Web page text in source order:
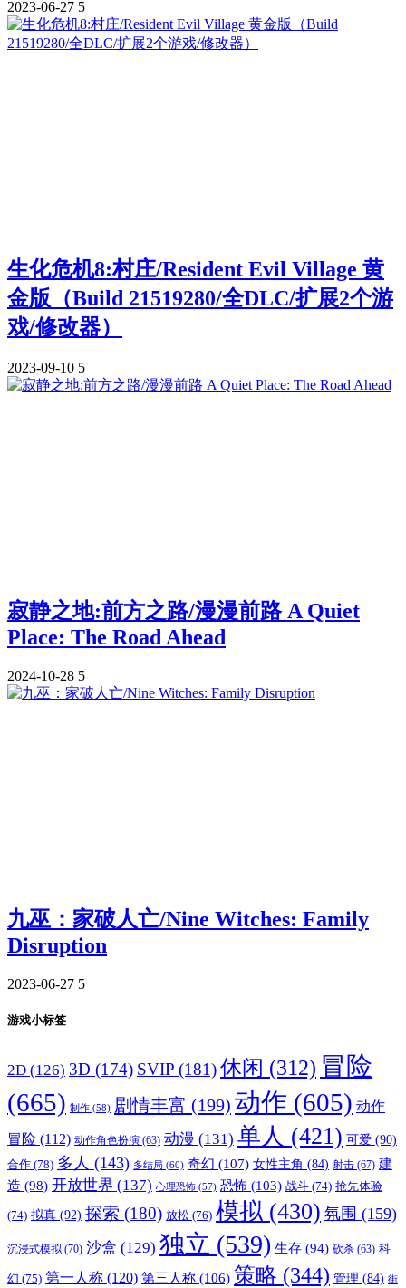
2023-06-27 5
生化危机8:村庄/Resident Evil Village 黄
金版（Build 21519280/全DLC/扩展2个游
戏/修改器）
2023-09-10 5
寂静之地:前方之路/漫漫前路 A Quiet
Place: The Road Ahead
2024-10-28 5
九巫：家破人亡/Nine Witches: Family
Disruption
2023-06-27 5
游戏小标签
2D (126) 3D (174) SVIP (181)休闲 (312) 冒险
(665) 制作 (58) 剧情丰富 (199) 动作 (605) 动作
冒险 (112) 动作角色扮演 (63) 动漫 (131) 单人 (421) 可爱 (90)
合作 (78) 多人 (143) 多结局 (60) 奇幻 (107) 女性主角 (84) 射击 (67) 建
造 (98) 开放世界 (137) 心理恐怖 (57) 恐怖 (103) 战斗 (74) 抢先体验
(74) 拟真 (92) 探索 (180) 放松 (76) 模拟 (430) 氛围 (159)
沉浸式模拟 (70) 沙盒 (129) 独立 (539) 生存 (94) 砍杀 (63) 科
幻 (75) 第一人称 (120) 第三人称 (106) 策略 (344) 管理 (84) 街